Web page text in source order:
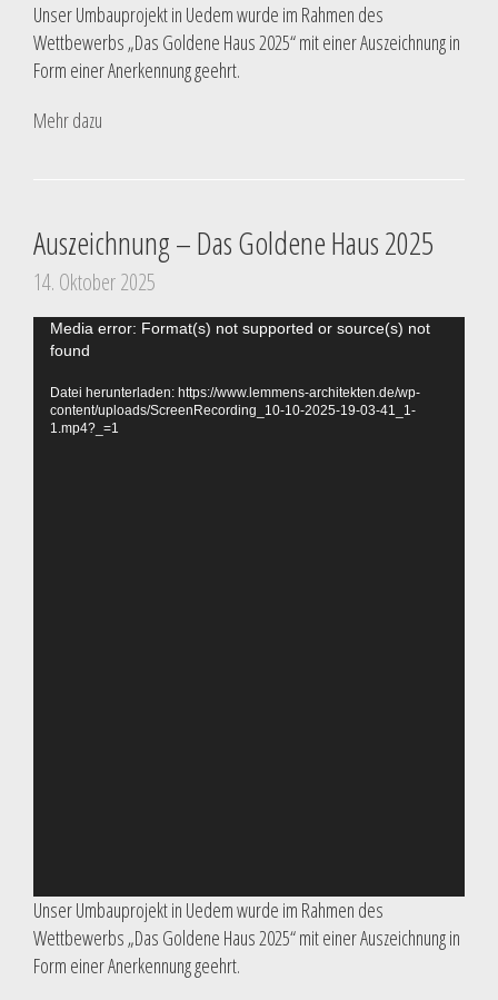
Unser Umbauprojekt in Uedem wurde im Rahmen des
Wettbewerbs „Das Goldene Haus 2025“ mit einer Auszeichnung in
Form einer Anerkennung geehrt.
Mehr dazu
Auszeichnung – Das Goldene Haus 2025
14. Oktober 2025
Video-
Player
Media error: Format(s) not supported or source(s) not
found
Datei herunterladen: https://www.lemmens-architekten.de/wp-
content/uploads/ScreenRecording_10-10-2025-19-03-41_1-
1.mp4?_=1
Unser Umbauprojekt in Uedem wurde im Rahmen des
Wettbewerbs „Das Goldene Haus 2025“ mit einer Auszeichnung in
Form einer Anerkennung geehrt.